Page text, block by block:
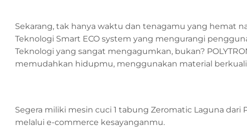
Sekarang, tak hanya waktu dan tenagamu yang hemat
Teknologi Smart ECO system yang mengurangi
Teknologi yang sangat mengagumkan, bukan?
memudahkan hidupmu, menggunakan material
Segera miliki mesin cuci 1 tabung Zeromatic Laguna dari
melalui e-commerce kesayanganmu.